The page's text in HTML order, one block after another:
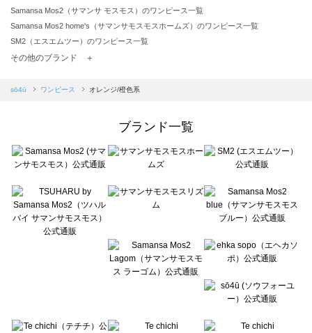
Samansa Mos2（サマンサ モスモス）のワンピース一覧
Samansa Mos2 home's（サマンサモスモスホームズ）のワンピース一覧
SM2（エスエムツー）のワンピース一覧
TSUHARU by Samansa Mos2（ツハルバイサマンサモスモス）のワンピース一覧
Samansa Mos2 blue（サマンサモスモス ブルー）のワンピース一覧
sō4ū（ソウフォーユー）のワンピース一覧
Te chichi（テチチ）のワンピース一覧
Te chichi CLASSIC（テチチ クラシック）のワンピース一覧
Lugnoncure（ルノンキュール）のワンピース一覧
BETTY'S BLUE（べティーズブルー）のワンピース一覧
Wpc.（ワールドパーティー）のワンピース一覧
その他のブランド ＋
sō4ū ワンピース オレンジ/橙色系
ブランド一覧